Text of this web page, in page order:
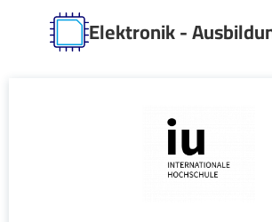
Elektronik -